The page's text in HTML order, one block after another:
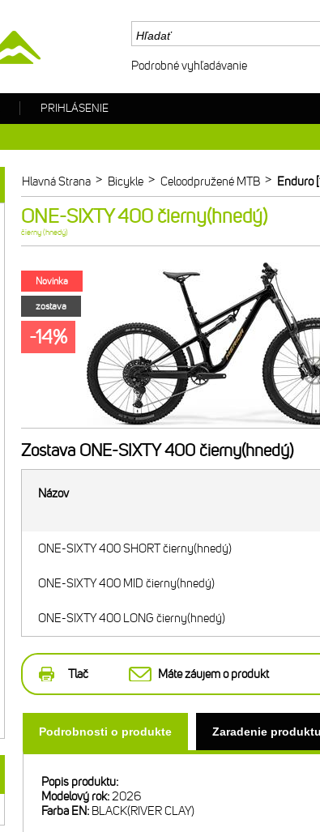
Hlavná Strana > Bicykle > Celoodpružené MTB > Enduro
ONE-SIXTY 400 čierny(hnedý)
čierny (hnedý)
Novinka
zostava
-14%
Zostava ONE-SIXTY 400 čierny(hnedý)
Názov
ONE-SIXTY 400 SHORT čierny(hnedý)
ONE-SIXTY 400 MID čierny(hnedý)
ONE-SIXTY 400 LONG čierny(hnedý)
Tlač Máte záujem o produkt
Podrobnosti o produkte Zaradenie produktu
Popis produktu:
Modelový rok:2026
Farba EN: BLACK(RIVER CLAY)
Podrobné vyhľadávanie
PRIHLÁSENIE